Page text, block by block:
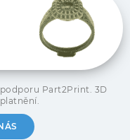
Part2Print. 3D